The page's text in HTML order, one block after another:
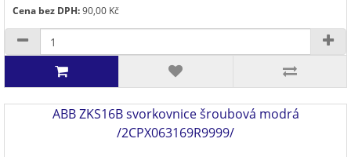
Cena bez DPH:90,00 Kč
ABB ZKS16B svorkovnice šroubová modrá
/2CPX063169R9999/